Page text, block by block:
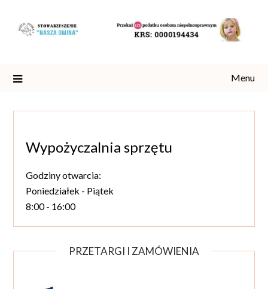
content
Menu
Wypożyczalnia sprzętu
Godziny otwarcia:
Poniedziałek - Piątek
8:00 - 16:00
PRZETARGI I ZAMÓWIENIA